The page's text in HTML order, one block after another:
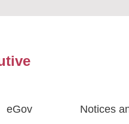
eGov Notices